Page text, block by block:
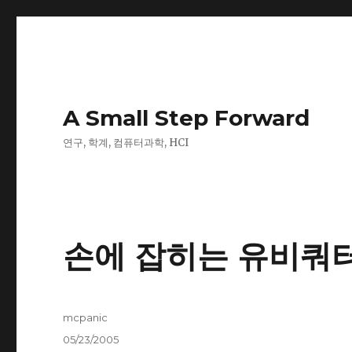
A Small Step Forward
연구, 학계, 컴퓨터과학, HCI
손에 잡히는 유비쿼
Author
mcpanic
Posted
05/23/2005